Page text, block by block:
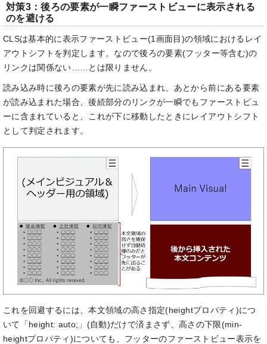
対策3：後ろの要素が一瞬ファーストビューに表示される
のを避ける
CLSは基本的に表示ファーストビュー(1画面目)の領域におけるレイ
アウトシフトを判定します。なので後ろの要素(フッター等含む)の
リンクは関係ない……とは限りません。
読み込み時に後ろの要素が先に読み込まれ、あとから前にある要素
が読み込まれた場合、後続部分のリンクが一瞬でもファーストビュ
ーに含まれていると、これが下に移動したときにレイアウトシフト
として判定されます。
これを回避するには、本文領域の高さ指定(heightプロパティ)につ
いて「height: auto;」(自動)だけで済まさず、高さの下限(min-
heightプロパティ)についても、フッターのファーストビュー表示を